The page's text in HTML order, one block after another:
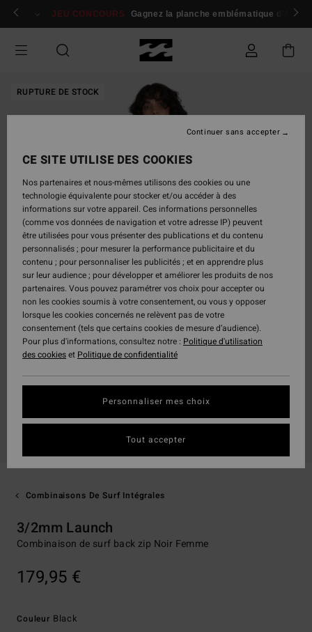
Passer
Se connecter / s'inscrire
JEU CONCOURS Gagnez la planche emblématique d'Andy
RUPTURE DE STOCK
Combinaisons De Surf Intégrales
3/2mm Launch
Combinaison de surf back zip Noir Femme
179,95 €
Couleur Black
CE SITE UTILISE DES COOKIES
Nos partenaires et nous-mêmes utilisons des cookies ou une
technologie équivalente pour stocker et/ou accéder à des
informations sur votre appareil. Ces informations personnelles
(comme vos données de navigation et votre adresse IP) peuvent
être utilisées pour vous présenter des publications et du contenu
personnalisés ; pour mesurer la performance publicitaire et du
contenu ; pour personnaliser les publicités ; et en apprendre plus
sur leur audience ; pour développer et améliorer les produits de nos
partenaires. Vous pouvez paramétrer vos choix pour accepter ou
non les cookies soumis à votre consentement, ou vous y opposer
lorsque les cookies concernés ne relèvent pas de votre
consentement (tels que certains cookies de mesure d’audience).
Pour plus d'informations, consultez notre : Politique d'utilisation
des cookieset Politique de confidentialité
Personnaliser mes choix
Continuer sans accepter
Tout accepter